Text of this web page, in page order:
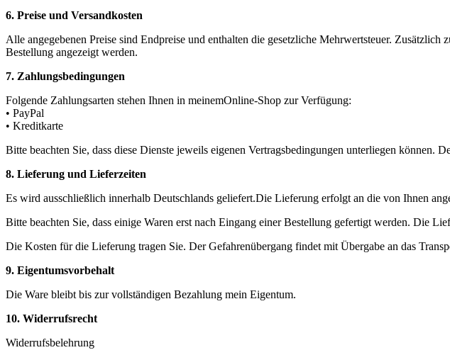
6. Preise und Versandkosten
Alle angegebenen Preise sind Endpreise und enthalten die gesetzliche Mehrwertsteuer.
Bestellung angezeigt werden.
7. Zahlungsbedingungen
Folgende Zahlungsarten stehen Ihnen in meinemOnline-Shop zur Verfügung:
• PayPal
• Kreditkarte
Bitte beachten Sie, dass diese Dienste jeweils eigenen Vertragsbedingungen unterliegen können.
8. Lieferung und Lieferzeiten
Es wird ausschließlich innerhalb Deutschlands geliefert.Die Lieferung erfolgt an die von Ihnen
Bitte beachten Sie, dass einige Waren erst nach Eingang einer Bestellung gefertigt werden. Die
Die Kosten für die Lieferung tragen Sie. Der Gefahrenübergang findet mit Übergabe an das
9. Eigentumsvorbehalt
Die Ware bleibt bis zur vollständigen Bezahlung mein Eigentum.
10. Widerrufsrecht
Widerrufsbelehrung